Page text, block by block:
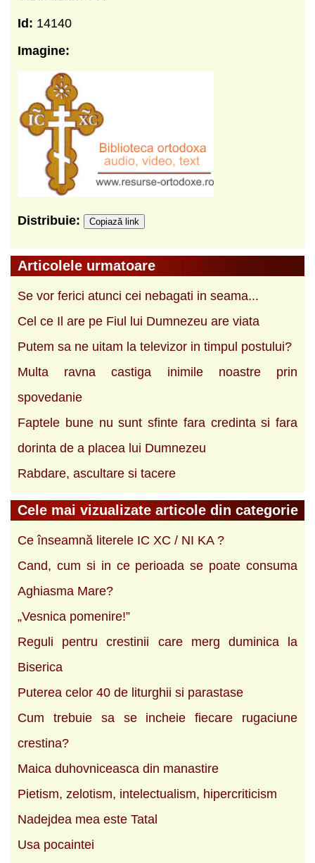
Id: 14140
Imagine:
Distribuie: Copiază link
Articolele urmatoare
Se vor ferici atunci cei nebagati in seama...
Cel ce Il are pe Fiul lui Dumnezeu are viata
Putem sa ne uitam la televizor in timpul postului?
Multa ravna castiga inimile noastre prin
spovedanie
Faptele bune nu sunt sfinte fara credinta si fara
dorinta de a placea lui Dumnezeu
Rabdare, ascultare si tacere
Cele mai vizualizate articole din categorie
Ce înseamnă literele IC XC / NI KA ?
Cand, cum si in ce perioada se poate consuma
Aghiasma Mare?
„Vesnica pomenire!”
Reguli pentru crestinii care merg duminica la
Biserica
Puterea celor 40 de liturghii si parastase
Cum trebuie sa se incheie fiecare rugaciune
crestina?
Maica duhovniceasca din manastire
Pietism, zelotism, intelectualism, hipercriticism
Nadejdea mea este Tatal
Usa pocaintei